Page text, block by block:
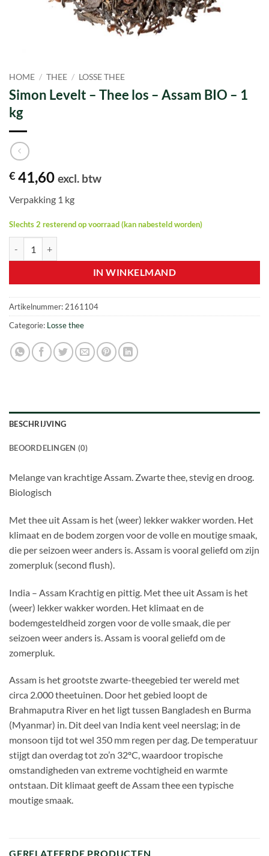
HOME / THEE / LOSSE THEE
Simon Levelt – Thee los – Assam BIO – 1
kg
€ 41,60 excl. btw
Verpakking 1 kg
Slechts 2 resterend op voorraad (kan nabesteld worden)
IN WINKELMAND
Artikelnummer: 2161104
Categorie: Losse thee
BESCHRIJVING
BEOORDELINGEN (0)
Melange van krachtige Assam. Zwarte thee, stevig en droog.
Biologisch
Met thee uit Assam is het (weer) lekker wakker worden. Het
klimaat en de bodem zorgen voor de volle en moutige smaak,
die per seizoen weer anders is. Assam is vooral geliefd om zijn
zomerpluk (second flush).
India – Assam Krachtig en pittig. Met thee uit Assam is het
(weer) lekker wakker worden. Het klimaat en de
bodemgesteldheid zorgen voor de volle smaak, die per
seizoen weer anders is. Assam is vooral geliefd om de
zomerpluk.
Assam is het grootste zwarte-theegebied ter wereld met
circa 2.000 theetuinen. Door het gebied loopt de
Brahmaputra River en het ligt tussen Bangladesh en Burma
(Myanmar) in. Dit deel van India kent veel neerslag; in de
monsoon tijd tot wel 350 mm regen per dag. De temperatuur
stijgt dan overdag tot zo’n 32ºC, waardoor tropische
omstandigheden van extreme vochtigheid en warmte
ontstaan. Dit klimaat geeft de Assam thee een typische
moutige smaak.
GERELATEERDE PRODUCTEN